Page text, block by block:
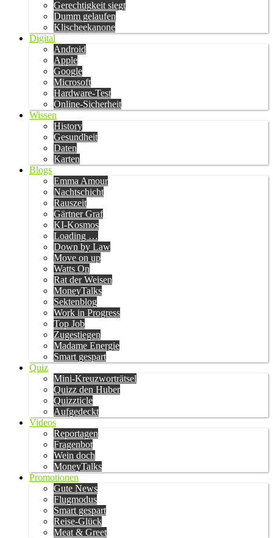
Gerechtigkeit siegt
Dumm gelaufen
Klischeekanone
Digital
Android
Apple
Google
Microsoft
Hardware-Test
Online-Sicherheit
Wissen
History
Gesundheit
Daten
Karten
Blogs
Emma Amour
Nachtschicht
Rauszeit
Gärtner Graf
KI-Kosmos
Loading …
Down by Law
Move on up
Watts On
Rat der Weisen
MoneyTalks
Sektenblog
Work in Progress
Top Job
Zugestiegen
Madame Energie
Smart gespart
Quiz
Mini-Kreuzworträtsel
Quizz den Huber
Quizzticle
Aufgedeckt
Videos
Reportagen
Fragenbot
Wein doch
MoneyTalks
Promotionen
Gute News
Flugmodus
Smart gespart
Reise-Glück
Meat & Greet